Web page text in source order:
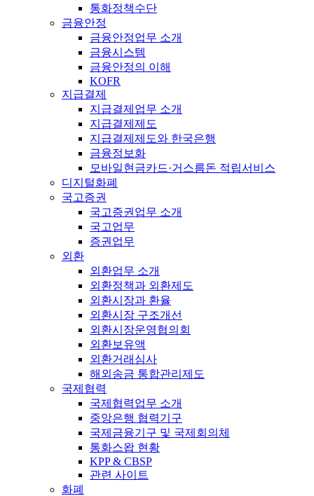
통화정책수단
금융안정
금융안정업무 소개
금융시스템
금융안정의 이해
KOFR
지급결제
지급결제업무 소개
지급결제제도
지급결제제도와 한국은행
금융정보화
모바일현금카드·거스름돈 적립서비스
디지털화폐
국고증권
국고증권업무 소개
국고업무
증권업무
외환
외환업무 소개
외환정책과 외환제도
외환시장과 환율
외환시장 구조개선
외환시장운영협의회
외환보유액
외환거래심사
해외송금 통합관리제도
국제협력
국제협력업무 소개
중앙은행 협력기구
국제금융기구 및 국제회의체
통화스왑 현황
KPP & CBSP
관련 사이트
화폐